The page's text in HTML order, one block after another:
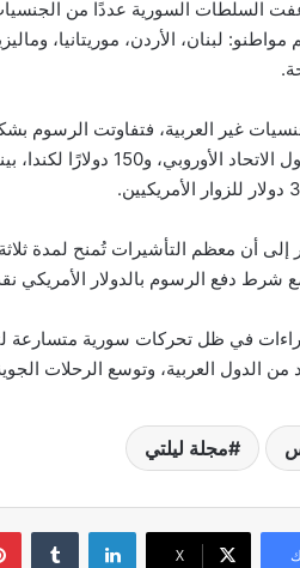
السلطات السورية عددًا من
لبنان، الأردن، موريتانيا،
إلى أن معظم التأشيرات تُمنح لمدة
شرط دفع الرسوم بالدولار الأمريكي
في ظل تحركات سورية متسارعة
الدول العربية، وتوسع الرحلات
مجلة ليلتي
‫X
لينكدإن